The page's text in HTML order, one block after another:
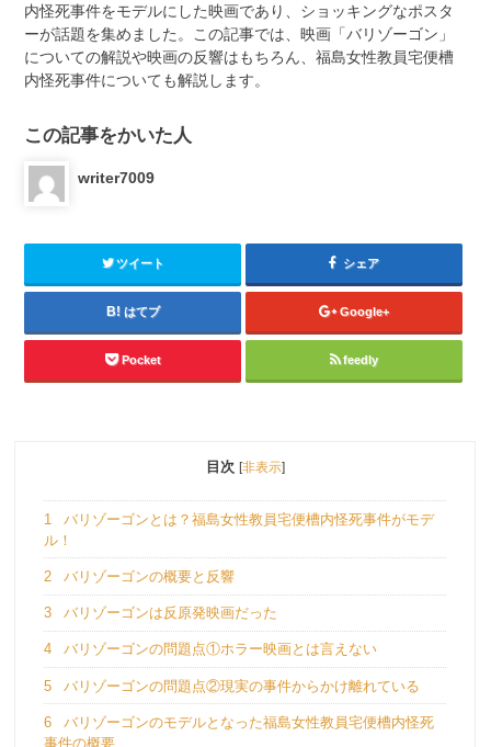
内怪死事件をモデルにした映画であり、ショッキングなポスタ
ーが話題を集めました。この記事では、映画「バリゾーゴン」
についての解説や映画の反響はもちろん、福島女性教員宅便槽
内怪死事件についても解説します。
この記事をかいた人
writer7009
ツイート シェア
はてブ Google+
Pocket feedly
目次 [非表示]
1
バリゾーゴンとは？福島女性教員宅便槽内怪死事件がモデ
ル！
2 バリゾーゴンの概要と反響
3 バリゾーゴンは反原発映画だった
4 バリゾーゴンの問題点①ホラー映画とは言えない
5 バリゾーゴンの問題点②現実の事件からかけ離れている
6
バリゾーゴンのモデルとなった福島女性教員宅便槽内怪死
事件の概要